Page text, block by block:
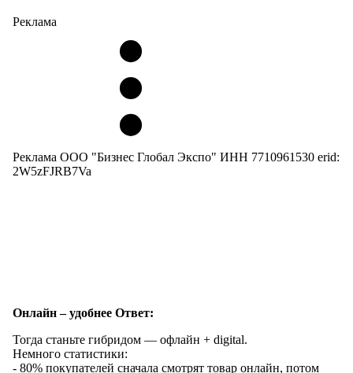
Реклама
Реклама ООО "Бизнес Глобал Экспо" ИНН 7710961530 erid:
2W5zFJRB7Va
Онлайн – удобнее Ответ:
Тогда станьте гибридом — офлайн + digital.
Немного статистики:
- 80% покупателей сначала смотрят товар онлайн, потом